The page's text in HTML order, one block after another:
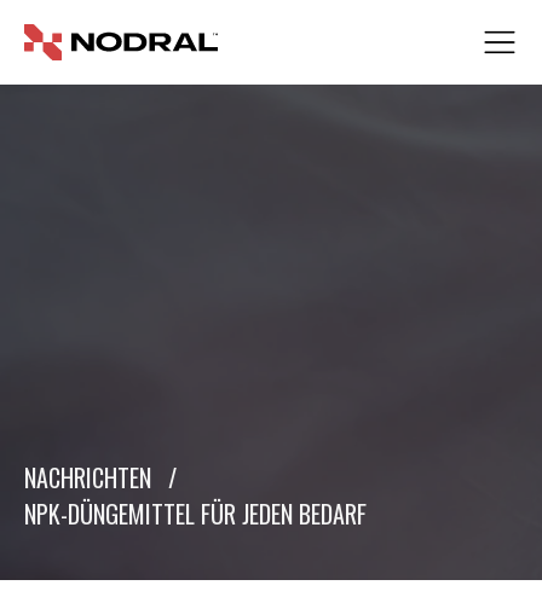
NACHRICHTEN /
NPK-DÜNGEMITTEL FÜR JEDEN BEDARF